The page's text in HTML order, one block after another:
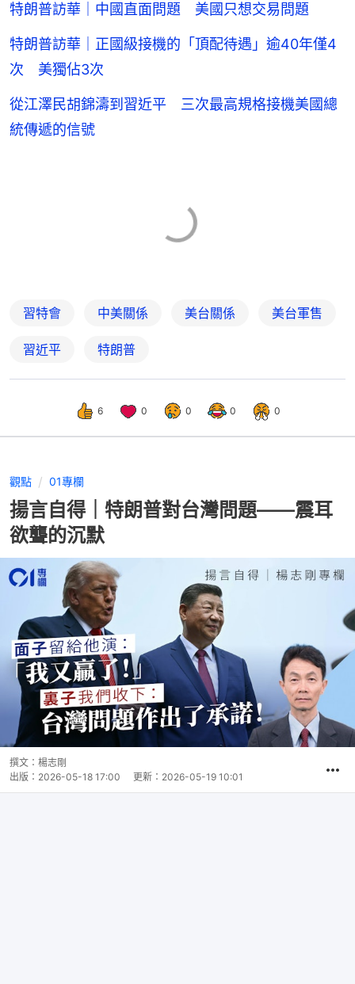
特朗普訪華｜中國直面問題 美國只想交易問題
特朗普訪華｜正國級接機的「頂配待遇」逾40年僅4
次 美獨佔3次
從江澤民胡錦濤到習近平 三次最高規格接機美國總
統傳遞的信號
習特會 中美關係 美台關係 美台軍售
習近平 特朗普
6 0 0 0 0
觀點 01專欄
揚言自得｜特朗普對台灣問題——震耳
欲聾的沉默
撰文： 楊志剛
出版： 2026-05-18 17:00 更新： 2026-05-19 10:01